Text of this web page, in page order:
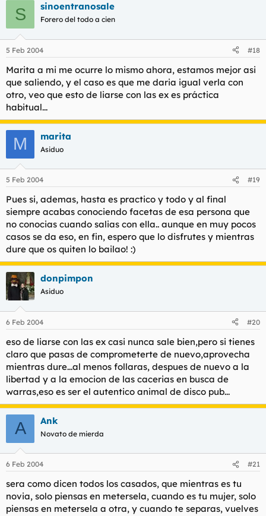
S sinoentranosale
Forero del todo a cien
5 Feb 2004 #18
Marita a mi me ocurre lo mismo ahora, estamos mejor asi
que saliendo, y el caso es que me daria igual verla con
otro, veo que esto de liarse con las ex es práctica
habitual...
M marita
Asiduo
5 Feb 2004 #19
Pues si, ademas, hasta es practico y todo y al final
siempre acabas conociendo facetas de esa persona que
no conocias cuando salias con ella.. aunque en muy pocos
casos se da eso, en fin, espero que lo disfrutes y mientras
dure que os quiten lo bailao! :)
donpimpon
Asiduo
6 Feb 2004 #20
eso de liarse con las ex casi nunca sale bien,pero si tienes
claro que pasas de comprometerte de nuevo,aprovecha
mientras dure...al menos follaras, despues de nuevo a la
libertad y a la emocion de las cacerias en busca de
warras,eso es ser el autentico animal de disco pub...
A Ank
Novato de mierda
6 Feb 2004 #21
sera como dicen todos los casados, que mientras es tu
novia, solo piensas en metersela, cuando es tu mujer, solo
piensas en metersela a otra, y cuando te separas, vuelves